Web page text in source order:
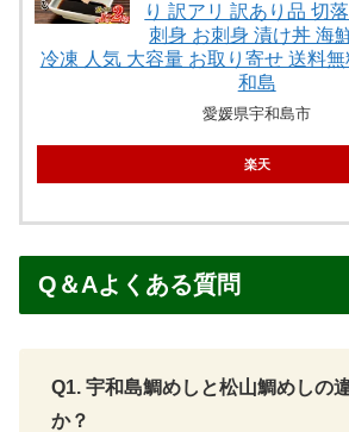
り 訳アリ 訳あり品 切
刺身 お刺身 漬け丼 海
冷凍 人気 大容量 お取り寄せ 送料
和島
愛媛県宇和島市
楽天
Q＆Aよくある質問
Q1. 宇和島鯛めしと松山鯛めしの
か？